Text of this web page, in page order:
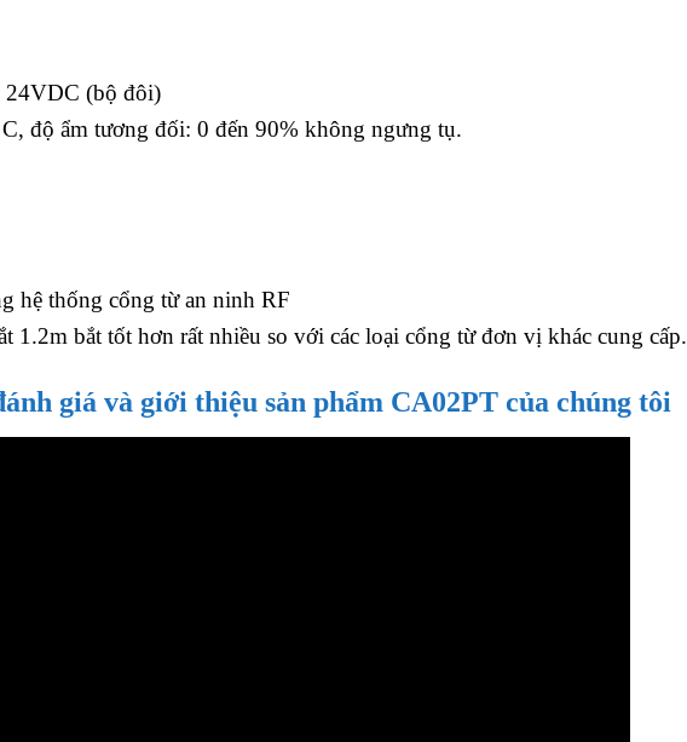
24VDC (bộ đôi)
độ ẩm tương đối: 0 đến 90% không ngưng tụ.
hệ thống cổng từ an ninh RF
1.2m bắt tốt hơn rất nhiều so với các loại cổng từ đơn vị khác cung cấp.
giá và giới thiệu sản phẩm CA02PT của chúng tôi